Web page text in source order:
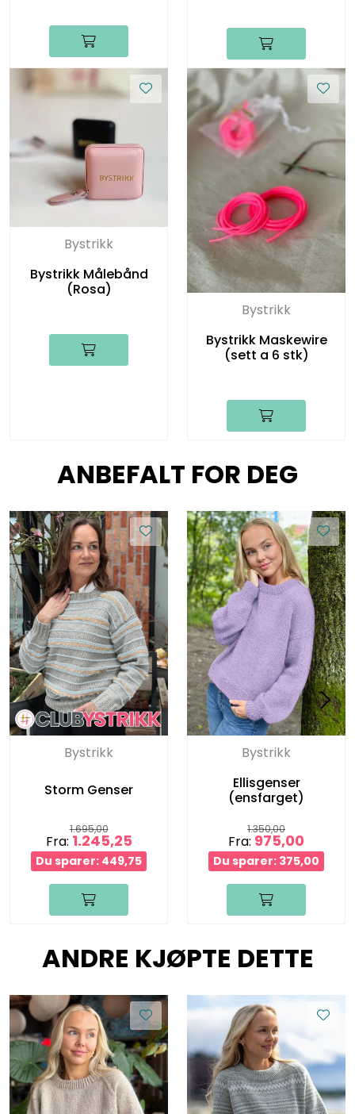
Bystrikk
Bystrikk Målebånd
(Rosa)
Bystrikk
Bystrikk Maskewire
(sett a 6 stk)
ANBEFALT FOR DEG
Bystrikk
Storm Genser
1.695,00
Fra: 1.245,25
Du sparer: 449,75
Bystrikk
Ellisgenser
(ensfarget)
1.350,00
Fra: 975,00
Du sparer: 375,00
ANDRE KJØPTE DETTE